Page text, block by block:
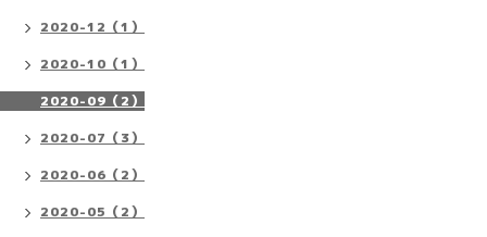
2020-12（1）
2020-10（1）
2020-09（2）
2020-07（3）
2020-06（2）
2020-05（2）